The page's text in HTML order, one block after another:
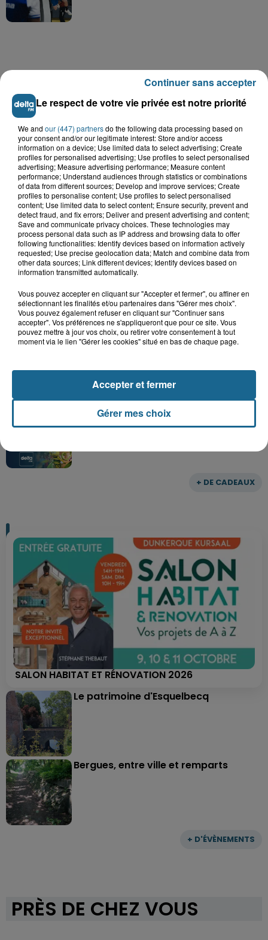
A GAGNER
+ DE CADEAUX
Grand jeu de l'été : les cabines de plages
Gagnez vos entrées pour Dennlys
Gagnez vos entrées pour le parc
Gagnez vos entrées pour Plopsaland
+ D'ÉVÈNEMENTS
SALON HABITAT ET RÉNOVATION 2026
Le patrimoine d'Esquelbecq
Bergues, entre ville et remparts
PRÈS DE CHEZ VOUS
Le respect de votre vie privée est notre priorité
We and our (447) partnersdo the following data processing based on
your consent and/or our legitimate interest: Store and/or access
information on a device; Use limited data to select advertising; Create
profiles for personalised advertising; Use profiles to select personalised
advertising; Measure advertising performance; Measure content
performance; Understand audiences through statistics or combinations
of data from different sources; Develop and improve services; Create
profiles to personalise content; Use profiles to select personalised
content; Use limited data to select content; Ensure security, prevent and
detect fraud, and fix errors; Deliver and present advertising and content;
Save and communicate privacy choices. These technologies may
process personal data such as IP address and browsing data to offer
following functionalities: Identify devices based on information actively
requested; Use precise geolocation data; Match and combine data from
other data sources; Link different devices; Identify devices based on
information transmitted automatically.
Vous pouvez accepter en cliquant sur "Accepter et fermer", ou affiner en
sélectionnant les finalités et/ou partenaires dans "Gérer mes choix".
Vous pouvez également refuser en cliquant sur "Continuer sans
accepter". Vos préférences ne s'appliqueront que pour ce site. Vous
pouvez mettre à jour vos choix, ou retirer votre consentement à tout
moment via le lien "Gérer les cookies" situé en bas de chaque page.
Gérer mes choix
Accepter et fermer
Continuer sans accepter